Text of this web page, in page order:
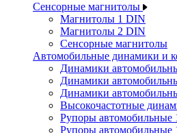
Сенсорные магнитолы
Магнитолы 1 DIN
Магнитолы 2 DIN
Сенсорные магнитолы
Автомобильные динамики и
Динамики
Динамики
Динамики
Высокочастотные
Рупоры автомобильные
Рупоры автомобильные